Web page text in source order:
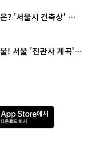
? '서울시 건축상' 수
! 서울 '진관사 계곡'이
A
p
p